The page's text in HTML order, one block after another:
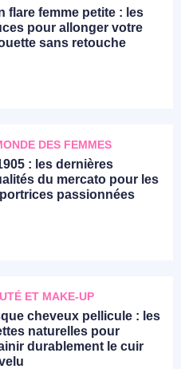
flare femme petite : les
pour allonger votre
sans retouche
DES FEMMES
: les dernières
du mercato pour les
passionnées
ET MAKE-UP
cheveux pellicule : les
naturelles pour
durablement le cuir